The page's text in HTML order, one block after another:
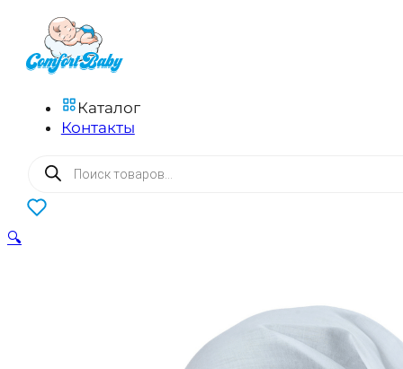
Каталог
Контакты
Поиск
товаров
0
🔍